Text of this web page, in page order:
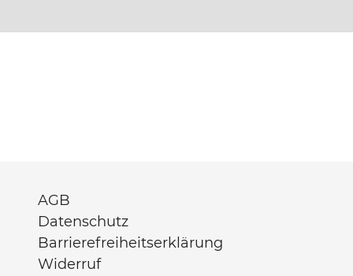
AGB
Datenschutz
Barrierefreiheitserklärung
Widerruf